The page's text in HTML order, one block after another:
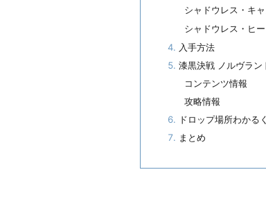
シャドウレス・キ
シャドウレス・ヒ
入手方法
漆黒決戦 ノルヴラン
コンテンツ情報
攻略情報
ドロップ場所わかる
まとめ